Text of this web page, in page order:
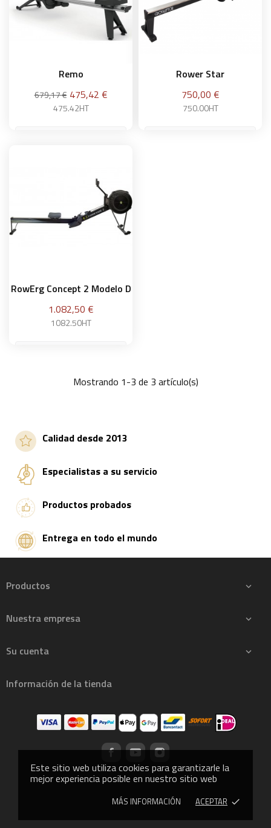
Este sitio web utiliza cookies para garantizarle la
mejor experiencia posible en nuestro sitio web
MÁS INFORMACIÓN ACEPTAR done
Remo
Precio
679,17 € Precio
475,42 €
475.42HT
Rower Star
Precio
750,00 €
750.00HT
RowErg Concept 2 Modelo D
Precio
1.082,50 €
1082.50HT
Añadir a la cestaMostrando 1-3 de 3 artículo(s)
Calidad desde 2013
Especialistas a su servicio
Productos probados
Entrega en todo el mundo
Productos 
Nuestra empresa 
Su cuenta 
Información de la tienda